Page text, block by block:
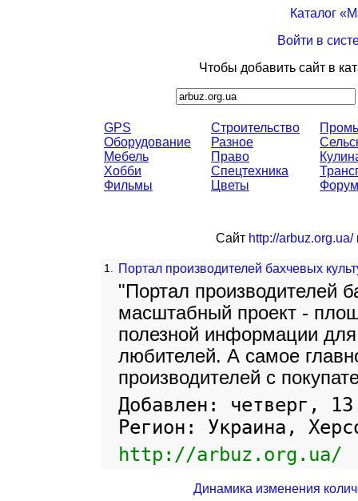
Каталог
Войти в
Чтобы добавить сайт в
GPS
Оборудование
Мебель
Хобби
Фильмы
Строительство
Разное
Право
Спецтехника
Цветы
Сайт http://arbuz.org.ua/
1. Портал производителей бахчевых
"Портал производителей
масштабный проект -
полезной информации
любителей. А самое
производителей с
Добавлен: четверг,
Регион: Украина,
http://arbuz.org.ua/
Динамика изменения